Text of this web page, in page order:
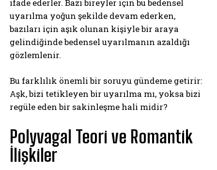
ifade ederler. Bazı bireyler için bu bedensel
uyarılma yoğun şekilde devam ederken,
bazıları için aşık olunan kişiyle bir araya
gelindiğinde bedensel uyarılmanın azaldığı
gözlemlenir.
Bu farklılık önemli bir soruyu gündeme getirir:
Aşk, bizi tetikleyen bir uyarılma mı, yoksa bizi
regüle eden bir sakinleşme hali midir?
Polyvagal Teori ve Romantik
İlişkiler